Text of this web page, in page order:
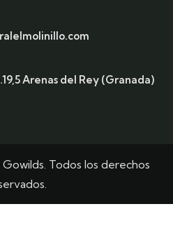
Arenas del Rey (Granada)
Todos los derechos